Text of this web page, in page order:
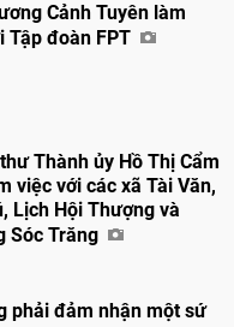
Cảnh Tuyên làm
Tập đoàn FPT
Thành ủy Hồ Thị Cẩm
việc với các xã Tài Văn,
Lịch Hội Thượng và
Sóc Trăng
phải đảm nhận một sứ